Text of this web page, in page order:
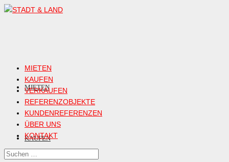
MIETEN
KAUFEN
MIETEN
KAUFEN
VERKAUFEN
REFERENZOBJEKTE
KUNDENREFERENZEN
ÜBER UNS
KONTAKT